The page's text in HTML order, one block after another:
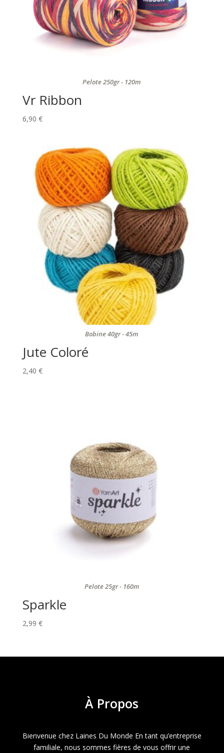
Pelote 250gr - 120m
Vr Ribbon
6,90 €
Bobine 40gr - 45m
Jute Coloré
2,40 €
Pelote 25gr - 160m
Sparkle
2,99 €
À Propos
Bienvenue chez Laines Du Monde En tant qu’entreprise
familiale, nous sommes fières de vous offrir une